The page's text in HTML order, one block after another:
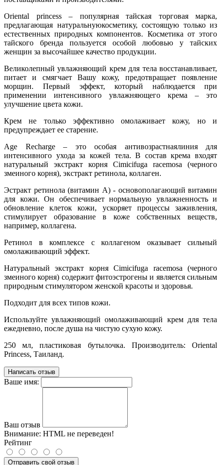
Oriental princess – популярная тайская торговая марка,
предлагающая натуральнуюкосметику, состоящую только из
естественных природных компонентов. Косметика от этого
тайского бренда пользуется особой любовью у тайских
женщин за высочайшее качество продукции.
Великолепный увлажняющий крем для тела восстанавливает,
питает и смягчает Вашу кожу, предотвращает появление
морщин. Первый эффект, который наблюдается при
применении интенсивного увлажняющего крема – это
улучшение цвета кожи.
Крем не только эффективно омолаживает кожу, но и
предупреждает ее старение.
Age Recharge – это особая антивозрастнаялиния для
интенсивного ухода за кожей тела. В состав крема входят
натуральный экстракт корня Cimicifuga racemosa (черного
змеиного корня), экстракт ретинола, коллаген.
Эстракт ретинола (витамин А) - основополагающий витамин
для кожи. Он обеспечивает нормальную увлажненность и
обновление клеток кожи, ускоряет процессы заживления,
стимулирует образование в коже собственных веществ,
например, коллагена.
Ретинол в комплексе с коллагеном оказывает сильный
омолаживающий эффект.
Натуральный экстракт корня Cimicifuga racemosa (черного
змеиного корня) содержит фитоэстрогены и является сильным
природным стимулятором женской красоты и здоровья.
Подходит для всех типов кожи.
Используйте увлажняющий омолаживающий крем для тела
ежедневно, после душа на чистую сухую кожу.
250 мл, пластиковая бутылочка. Производитель: Oriental
Princess, Таиланд.
Написать отзыв
Ваше имя:
Ваш отзыв
Внимание: HTML не переведен!
Рейтинг
Отправить свой отзыв